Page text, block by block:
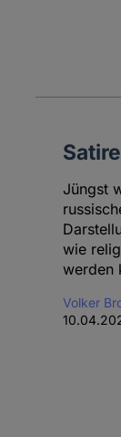
Jüngst
wie
werden
Volker